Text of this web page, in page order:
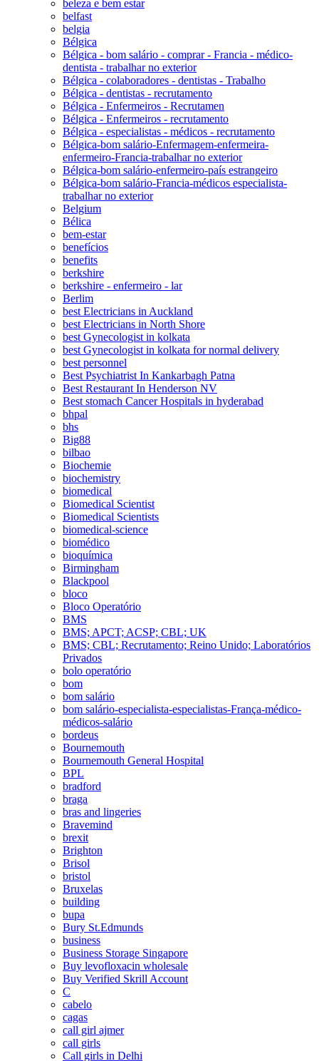
beleza e bem estar
belfast
belgia
Bélgica
Bélgica - bom salário - comprar - Francia - médico-
dentista - trabalhar no exterior
Bélgica - colaboradores - dentistas - Trabalho
Bélgica - dentistas - recrutamento
Bélgica - Enfermeiros - Recrutamen
Bélgica - Enfermeiros - recrutamento
Bélgica - especialistas - médicos - recrutamento
Bélgica-bom salário-Enfermagem-enfermeira-
enfermeiro-Francia-trabalhar no exterior
Bélgica-bom salário-enfermeiro-país estrangeiro
Bélgica-bom salário-Francia-médicos especialista-
trabalhar no exterior
Belgium
Bélica
bem-estar
benefícios
benefits
berkshire
berkshire - enfermeiro - lar
Berlim
best Electricians in Auckland
best Electricians in North Shore
best Gynecologist in kolkata
best Gynecologist in kolkata for normal delivery
best personnel
Best Psychiatrist In Kankarbagh Patna
Best Restaurant In Henderson NV
Best stomach Cancer Hospitals in hyderabad
bhpal
bhs
Big88
bilbao
Biochemie
biochemistry
biomedical
Biomedical Scientist
Biomedical Scientists
biomedical-science
biomédico
bioquímica
Birmingham
Blackpool
bloco
Bloco Operatório
BMS
BMS; APCT; ACSP; CBL; UK
BMS; CBL; Recrutamento; Reino Unido; Laboratórios
Privados
bolo operatório
bom
bom salário
bom salário-especialista-especialistas-França-médico-
médicos-salário
bordeus
Bournemouth
Bournemouth General Hospital
BPL
bradford
braga
bras and lingeries
Bravemind
brexit
Brighton
Brisol
bristol
Bruxelas
building
bupa
Bury St.Edmunds
business
Business Storage Singapore
Buy levofloxacin wholesale
Buy Verified Skrill Account
C
cabelo
cagas
call girl ajmer
call girls
Call girls in Delhi